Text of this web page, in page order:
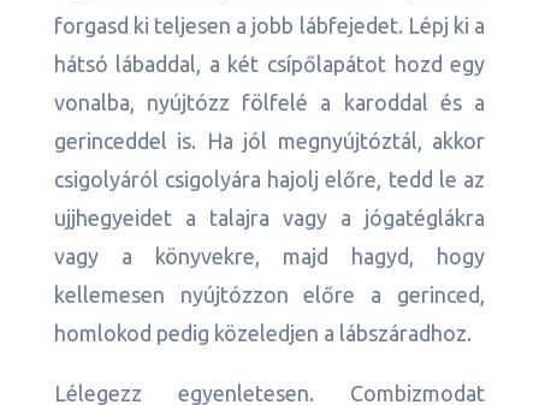
forgasd ki teljesen a jobb lábfejedet. Lépj ki a
hátsó lábaddal, a két csípőlapátot hozd egy
vonalba, nyújtózz fölfelé a karoddal és a
gerinceddel is. Ha jól megnyújtóztál, akkor
csigolyáról csigolyára hajolj előre, tedd le az
ujjhegyeidet a talajra vagy a jógatéglákra
vagy a könyvekre, majd hagyd, hogy
kellemesen nyújtózzon előre a gerinced,
homlokod pedig közeledjen a lábszáradhoz.
Lélegezz egyenletesen. Combizmodat